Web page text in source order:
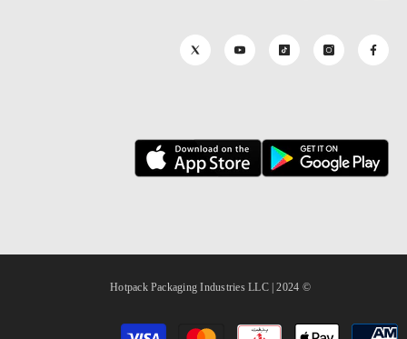
© 2024 | Hotpack Packaging Industries LLC
طرق